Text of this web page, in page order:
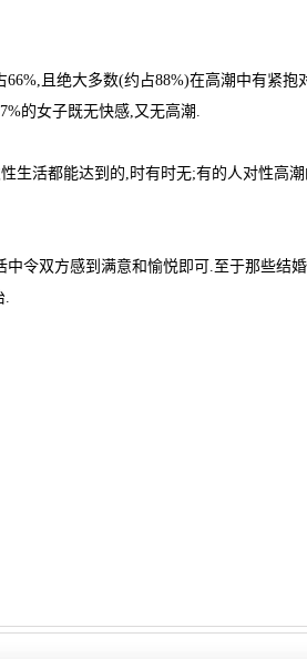
且绝大多数(约占88%)在高潮中有紧抱
的女子既无快感,又无高潮.
生活都能达到的,时有时无;有的人对性高
令双方感到满意和愉悦即可.至于那些结